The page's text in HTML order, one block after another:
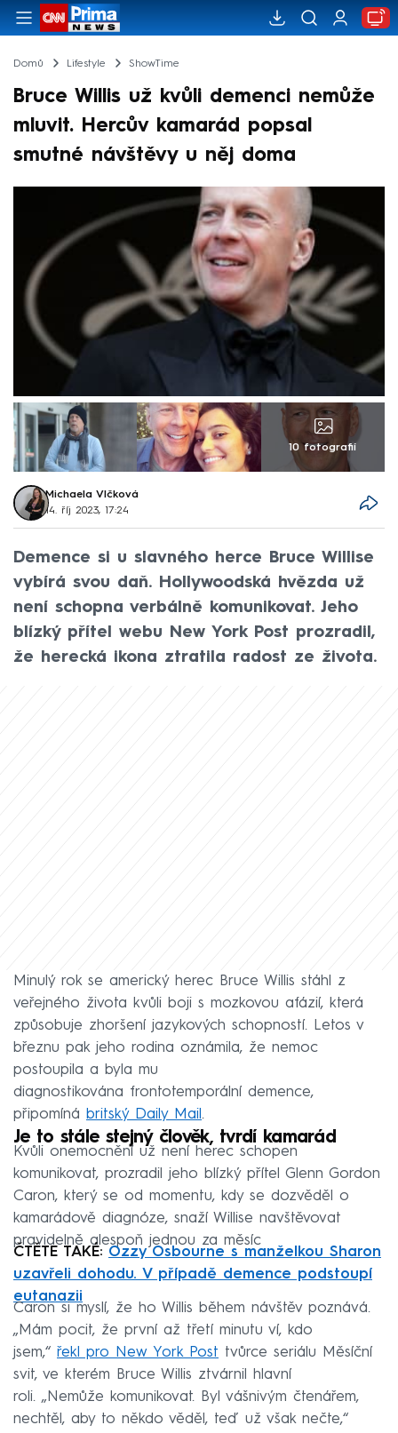
Domů Lifestyle ShowTime
Bruce Willis už kvůli demenci nemůže
mluvit. Hercův kamarád popsal
smutné návštěvy u něj doma
10 fotografií
Michaela Vlčková
14. říj 2023, 17:24
Demence si u slavného herce Bruce Willise
vybírá svou daň. Hollywoodská hvězda už
není schopna verbálně komunikovat. Jeho
blízký přítel webu New York Post prozradil,
že herecká ikona ztratila radost ze života.
Minulý rok se americký herec Bruce Willis stáhl z
veřejného života kvůli boji s mozkovou afázií, která
způsobuje zhoršení jazykových schopností. Letos v
březnu pak jeho rodina oznámila, že nemoc
postoupila a byla mu
diagnostikována frontotemporální demence,
připomíná britský Daily Mail.
Je to stále stejný člověk, tvrdí kamarád
Kvůli onemocnění už není herec schopen
komunikovat, prozradil jeho blízký přítel Glenn Gordon
Caron, který se od momentu, kdy se dozvěděl o
kamarádově diagnóze, snaží Willise navštěvovat
pravidelně alespoň jednou za měsíc
ČTĚTE TAKÉ: Ozzy Osbourne s manželkou Sharon
uzavřeli dohodu. V případě demence podstoupí
eutanazii
Caron si myslí, že ho Willis během návštěv poznává.
„Mám pocit, že první až třetí minutu ví, kdo
jsem,“ řekl pro New York Post tvůrce seriálu Měsíční
svit, ve kterém Bruce Willis ztvárnil hlavní
roli. „Nemůže komunikovat. Byl vášnivým čtenářem,
nechtěl, aby to někdo věděl, teď už však nečte,“